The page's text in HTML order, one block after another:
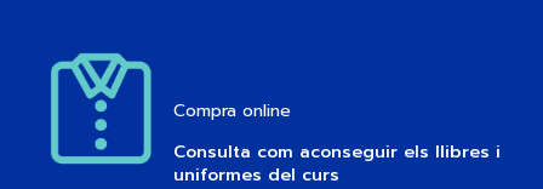
Compra online
Consulta com aconseguir els llibres i
uniformes del curs